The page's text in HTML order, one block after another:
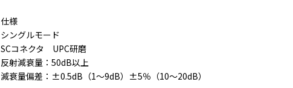
仕様
シングルモード
SCコネクタ UPC研磨
反射減衰量：50dB以上
減衰量偏差：±0.5dB（1～9dB）±5％（10～20dB）